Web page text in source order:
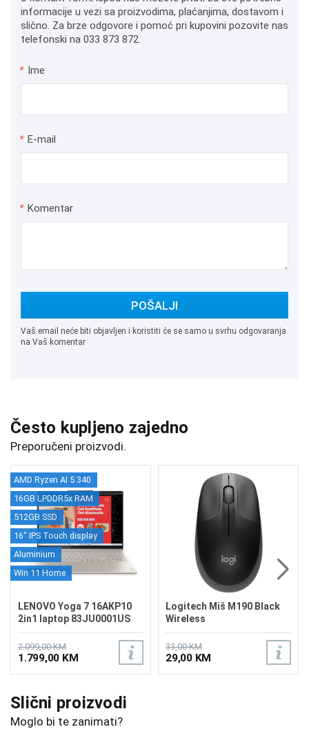
informacije u vezi sa proizvodima, plaćanjima, dostavom i
slično. Za brze odgovore i pomoć pri kupovini pozovite nas
telefonski na 033 873 872.
* Ime
* E-mail
* Komentar
POŠALJI
Vaš email neće biti objavljen i koristiti će se samo u svrhu odgovaranja
na Vaš komentar
Često kupljeno zajedno
Preporučeni proizvodi.
AMD Ryzen AI 5 340
16GB LPDDR5x RAM
512GB SSD
16" IPS Touch display
Aluminium
Win 11 Home
LENOVO Yoga 7 16AKP10
2in1 laptop 83JU0001US
2.099,00 KM
1.799,00 KM
Logitech Miš M190 Black
Wireless
33,00 KM
29,00 KM
Slični proizvodi
Moglo bi te zanimati?